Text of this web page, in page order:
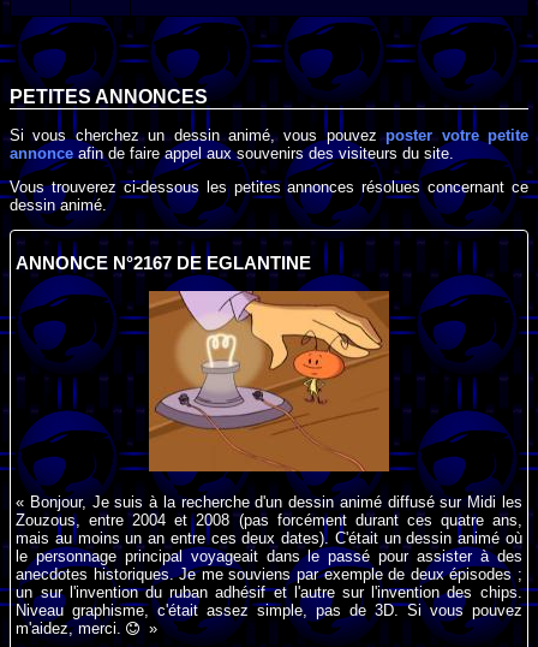
PETITES ANNONCES
Si vous cherchez un dessin animé, vous pouvezposter votre petite
annonce afin de faire appel aux souvenirs des visiteurs du site.
Vous trouverez ci-dessous les petites annonces résolues concernant ce
dessin animé.
ANNONCE N°2167 DE EGLANTINE
« Bonjour, Je suis à la recherche d'un dessin animé diffusé sur Midi les
Zouzous, entre 2004 et 2008 (pas forcément durant ces quatre ans,
mais au moins un an entre ces deux dates). C'était un dessin animé où
le personnage principal voyageait dans le passé pour assister à des
anecdotes historiques. Je me souviens par exemple de deux épisodes ;
un sur l'invention du ruban adhésif et l'autre sur l'invention des chips.
Niveau graphisme, c'était assez simple, pas de 3D. Si vous pouvez
m'aidez, merci.
»